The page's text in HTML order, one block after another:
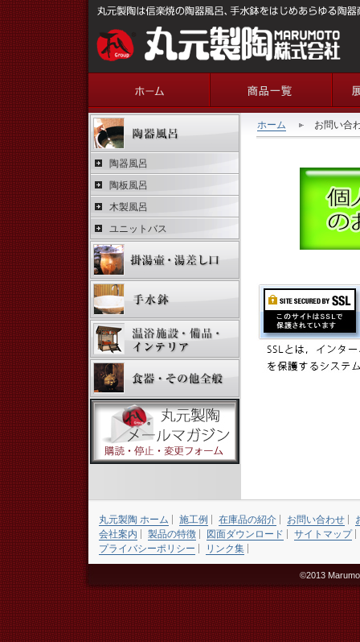
ホーム お問い合
陶器風呂
陶板風呂
木製風呂
ユニットバス
丸元製陶 ホーム 施工例 在庫品の紹介 お問い合わせ
会社案内
製品の特徴 図面ダウンロード
サイトマップ
プライバシーポリシー
リンク集
©2013